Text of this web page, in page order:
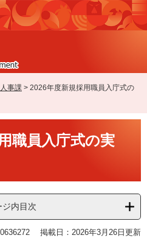
人事課 > 2026年度新規採用職員入庁式の
職員入庁式の実
ジ内目次
掲載日：2026年3月26日更新